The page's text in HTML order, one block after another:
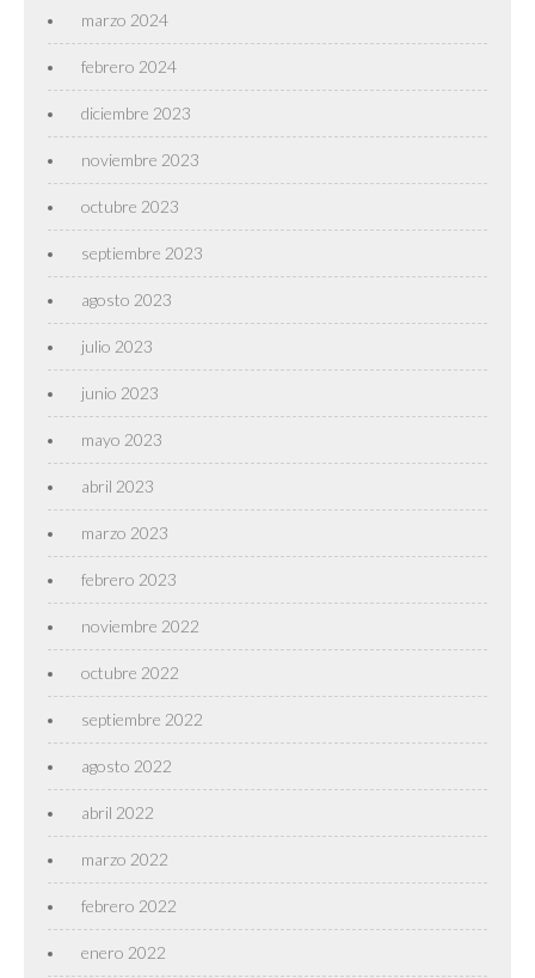
marzo 2024
febrero 2024
diciembre 2023
noviembre 2023
octubre 2023
septiembre 2023
agosto 2023
julio 2023
junio 2023
mayo 2023
abril 2023
marzo 2023
febrero 2023
noviembre 2022
octubre 2022
septiembre 2022
agosto 2022
abril 2022
marzo 2022
febrero 2022
enero 2022